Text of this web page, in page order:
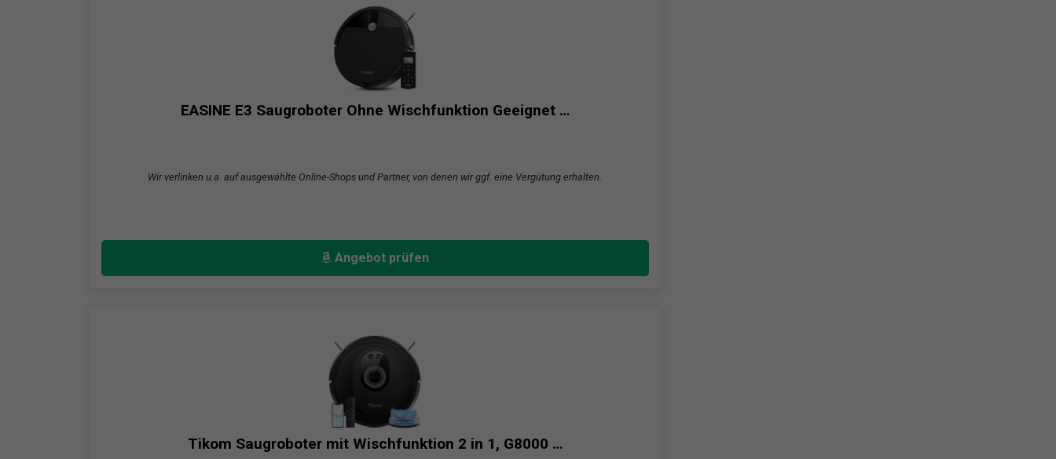
EASINE E3 Saugroboter Ohne Wischfunktion Geeignet …
Wir verlinken u.a. auf ausgewählte Online-Shops und Partner, von denen wir ggf. eine Vergütung erhalten.
Angebot prüfen
Tikom Saugroboter mit Wischfunktion 2 in 1, G8000 …